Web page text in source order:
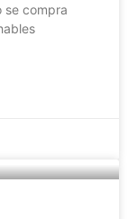
se compra